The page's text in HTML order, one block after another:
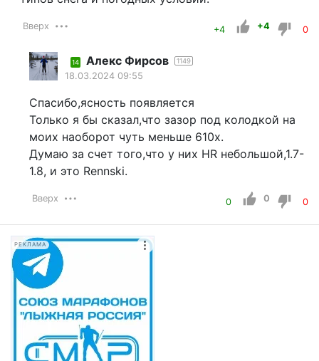
Вверх +4 +4 0
14 Алекс Фирсов 1149
18.03.2024 09:55
Спасибо,ясность появляется
Только я бы сказал,что зазор под колодкой на
моих наоборот чуть меньше 610х.
Думаю за счет того,что у них HR небольшой,1.7-
1.8, и это Rennski.
Вверх 0 0 0
РЕКЛАМА